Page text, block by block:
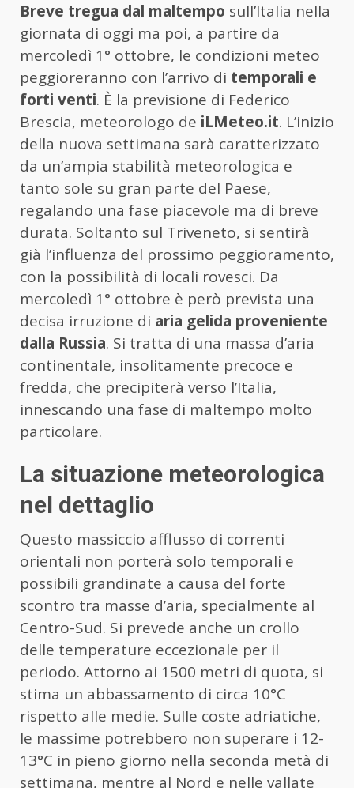
Breve tregua dal maltempo sull’Italia nella
giornata di oggi ma poi, a partire da
mercoledì 1° ottobre, le condizioni meteo
peggioreranno con l’arrivo di temporali e
forti venti. È la previsione di Federico
Brescia, meteorologo de iLMeteo.it. L’inizio
della nuova settimana sarà caratterizzato
da un’ampia stabilità meteorologica e
tanto sole su gran parte del Paese,
regalando una fase piacevole ma di breve
durata. Soltanto sul Triveneto, si sentirà
già l’influenza del prossimo peggioramento,
con la possibilità di locali rovesci. Da
mercoledì 1° ottobre è però prevista una
decisa irruzione di aria gelida proveniente
dalla Russia. Si tratta di una massa d’aria
continentale, insolitamente precoce e
fredda, che precipiterà verso l’Italia,
innescando una fase di maltempo molto
particolare.
La situazione meteorologica
nel dettaglio
Questo massiccio afflusso di correnti
orientali non porterà solo temporali e
possibili grandinate a causa del forte
scontro tra masse d’aria, specialmente al
Centro-Sud. Si prevede anche un crollo
delle temperature eccezionale per il
periodo. Attorno ai 1500 metri di quota, si
stima un abbassamento di circa 10°C
rispetto alle medie. Sulle coste adriatiche,
le massime potrebbero non superare i 12-
13°C in pieno giorno nella seconda metà di
settimana, mentre al Nord e nelle vallate